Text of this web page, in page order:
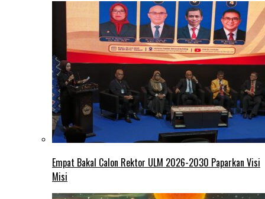
Empat Bakal Calon Rektor ULM 2026-2030 Paparkan Visi
Misi